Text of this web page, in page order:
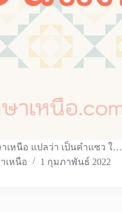
เหนือ แปลว่า เป็นคำแซว ใ…
เหนือ
1 กุมภาพันธ์ 2022